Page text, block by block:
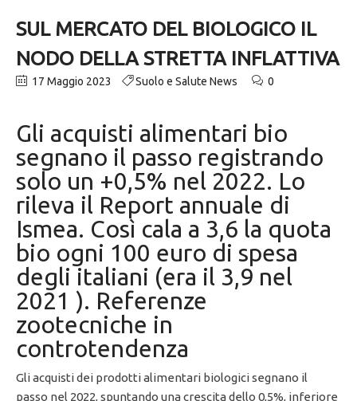
SUL MERCATO DEL BIOLOGICO IL
NODO DELLA STRETTA INFLATTIVA
17 Maggio 2023 Suolo e Salute News 0
Gli acquisti alimentari bio
segnano il passo registrando
solo un +0,5% nel 2022. Lo
rileva il Report annuale di
Ismea. Così cala a 3,6 la quota
bio ogni 100 euro di spesa
degli italiani (era il 3,9 nel
2021 ). Referenze
zootecniche in
controtendenza
Gli acquisti dei prodotti alimentari biologici segnano il
passo nel 2022, spuntando una crescita dello 0,5%, inferiore